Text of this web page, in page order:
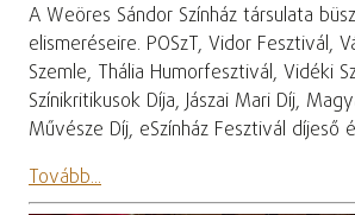
A Weöres Sándor Színház társulata
elismeréseire. POSzT, Vidor Fesztivál,
Szemle, Thália Humorfesztivál, Vidéki
Színikritikusok Díja, Jászai Mari Díj,
Művésze Díj, eSzínház Fesztivál díjeső
Tovább...